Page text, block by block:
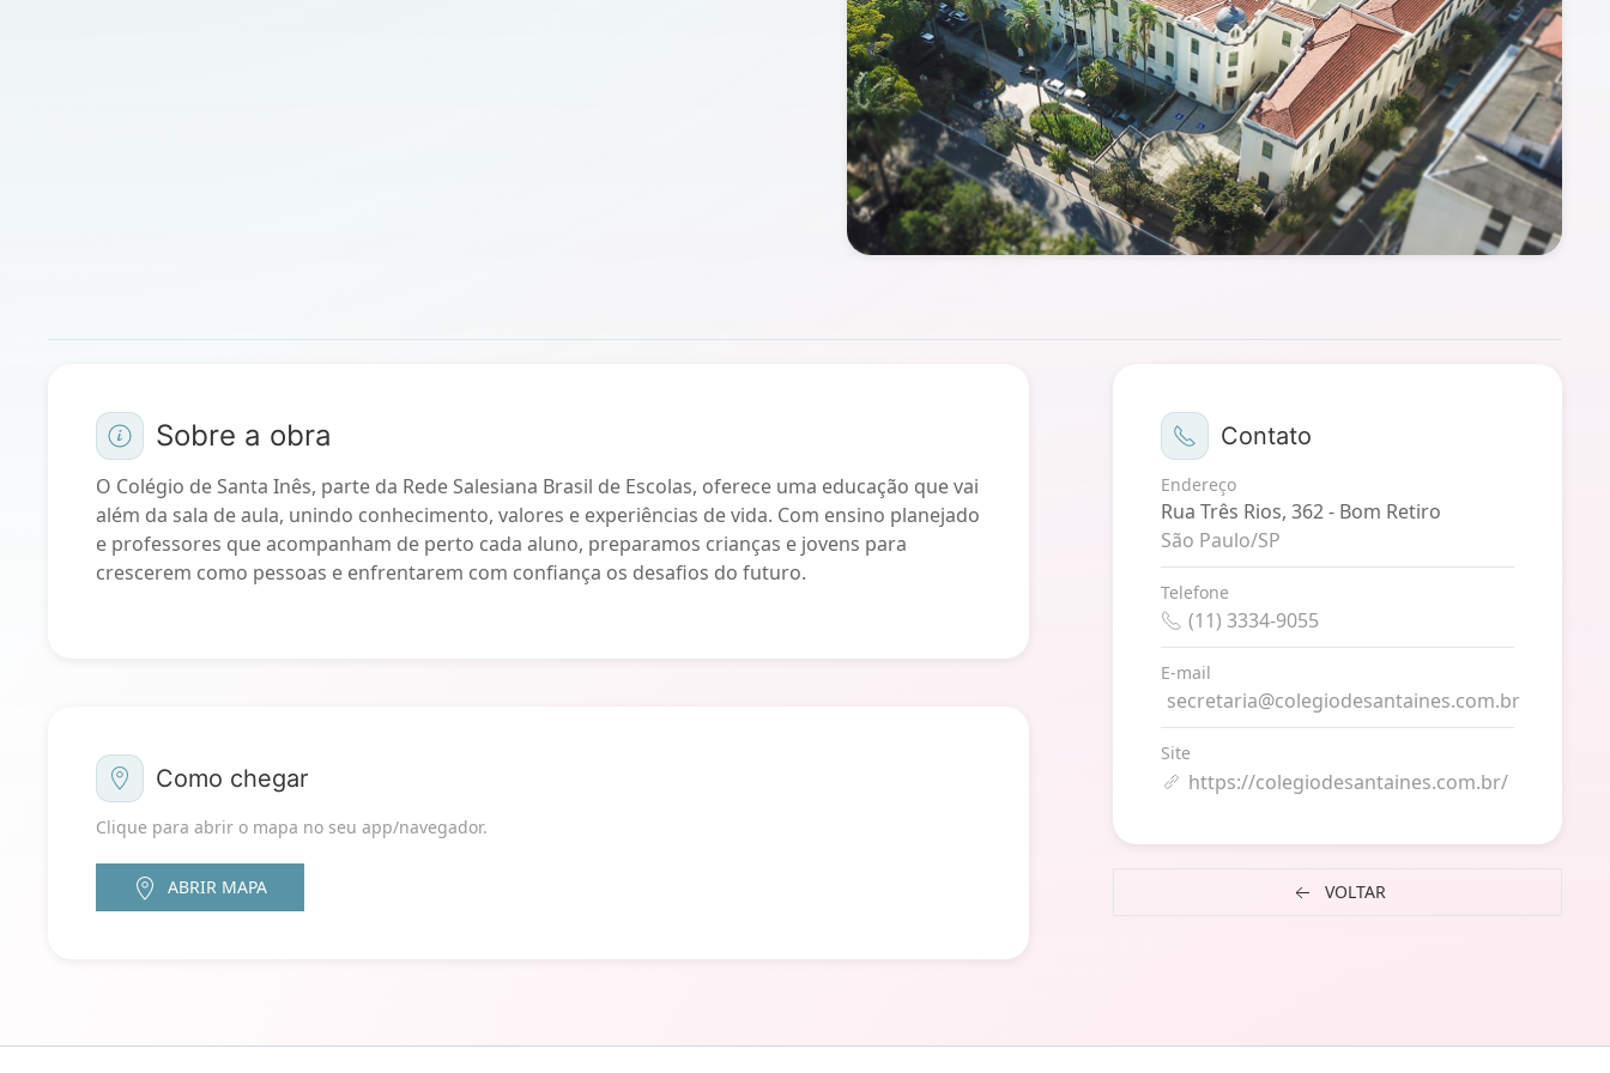
Sobre a obra
O Colégio de Santa Inês, parte da Rede Salesiana Brasil de Escolas, oferece uma educação que vai
além da sala de aula, unindo conhecimento, valores e experiências de vida. Com ensino planejado
e professores que acompanham de perto cada aluno, preparamos crianças e jovens para
crescerem como pessoas e enfrentarem com confiança os desafios do futuro.
Como chegar
Clique para abrir o mapa no seu app/navegador.
ABRIR MAPA
Contato
Endereço
Rua Três Rios, 362 - Bom Retiro
São Paulo/SP
Telefone
(11) 3334-9055
E-mail
secretaria@colegiodesantaines.com.br
Site
https://colegiodesantaines.com.br/
VOLTAR